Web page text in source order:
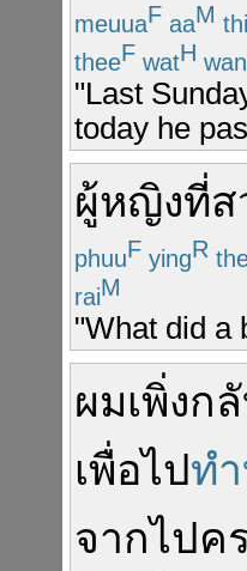
meuuaF aaM
theeF watH wan
"Last
today he
ผู้หญิงที่ส
phuuF yingR
raiM
"What did a
ผมเพิ่งก
เพื่อไปท
จากไปค